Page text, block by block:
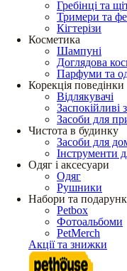
Гребінці та
Тримери та
Кігтерізи
Косметика
Шампуні
Доглядова
Парфуми та
Корекція поведінки
Відлякувачі
Заспокійливі
Засоби для
Чистота в будинку
Засоби для
Інструменти
Одяг і аксесуари
Одяг
Рушники
Набори та
Petbox
Фотоальбоми
PetMerch
Акції та знижки